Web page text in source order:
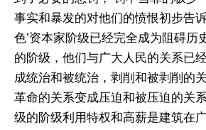
事实和暴发的对他们的愤恨初步告
色’资本家阶级已经完全成为阻碍历
的阶级，他们与广大人民的关系已
成统治和被统治，剥削和被剥削的
革命的关系变成压迫和被压迫的关
级的阶级利用特权和高薪是建筑在